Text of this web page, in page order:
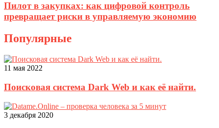
Пилот в закупках: как цифровой контроль
превращает риски в управляемую экономию
Популярные
11 мая 2022
Поисковая система Dark Web и как её найти.
3 декабря 2020